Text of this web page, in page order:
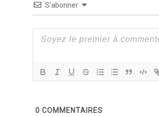
S’abonner
0 COMMENTAIRES